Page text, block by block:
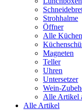
Strohhalme
Öffner
Alle
Magneten
Teller
Uhren
Untersetzer
Wein-
Alle Artikel
Alle Artikel